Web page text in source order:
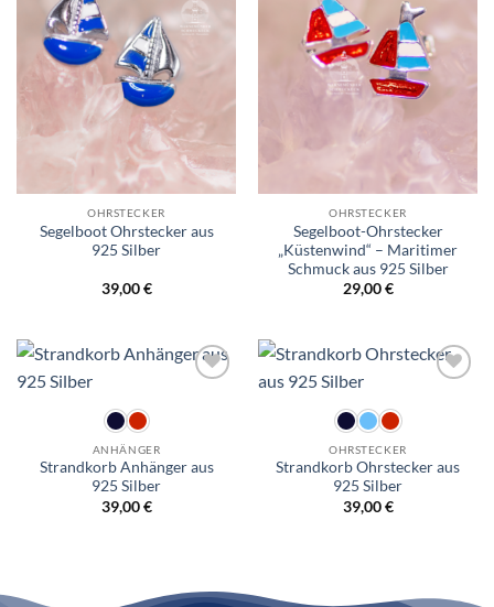
OHRSTECKER
Segelboot Ohrstecker aus
925 Silber
39,00€
OHRSTECKER
Segelboot-Ohrstecker
„Küstenwind“ – Maritimer
Schmuck aus 925 Silber
29,00€
ANHÄNGER
Strandkorb Anhänger aus
925 Silber
39,00€
OHRSTECKER
Strandkorb Ohrstecker aus
925 Silber
39,00€